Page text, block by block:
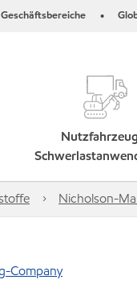
Geschäftsbereiche •
Nicholson-
Company